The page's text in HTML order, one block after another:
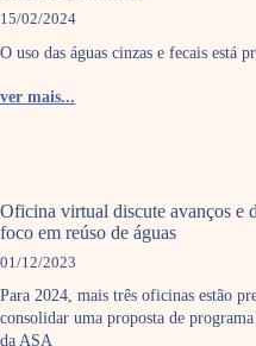
15/02/2024
O uso das águas cinzas e fecais está
ver mais...
Oficina virtual discute avanços e
foco em reúso de águas
01/12/2023
Para 2024, mais três oficinas estão
consolidar uma proposta de
da ASA